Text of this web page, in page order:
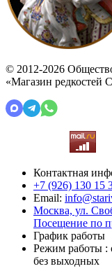
© 2012-2026
«Магазин редкостей
Контактная
+7 (926) 130 15
Email:
Москва, ул.
Посещение по
График работы
Режим работы :
без выходных